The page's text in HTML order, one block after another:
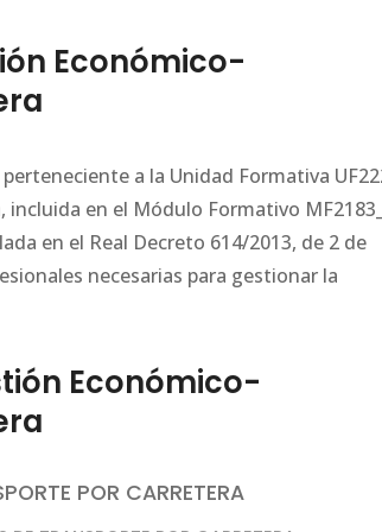
Económico-
a la Unidad Formativa
en el Módulo Formativo
en el Real Decreto 614/2013, de 2 de
necesarias para gestionar la
Económico-
POR CARRETERA